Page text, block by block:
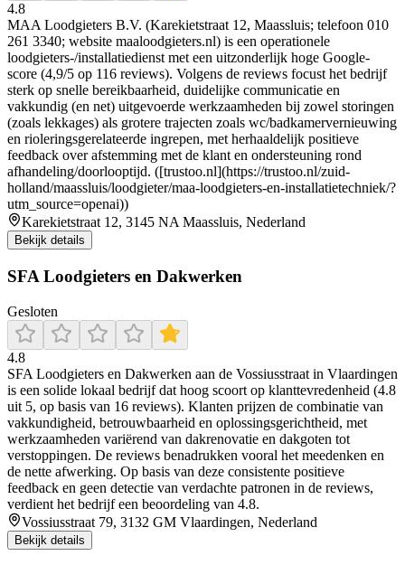
4.8
MAA Loodgieters B.V. (Karekietstraat 12, Maassluis; telefoon 010
261 3340; website maaloodgieters.nl) is een operationele
loodgieters-/installatiedienst met een uitzonderlijk hoge Google-
score (4,9/5 op 116 reviews). Volgens de reviews focust het bedrijf
sterk op snelle bereikbaarheid, duidelijke communicatie en
vakkundig (en net) uitgevoerde werkzaamheden bij zowel storingen
(zoals lekkages) als grotere trajecten zoals wc/badkamervernieuwing
en rioleringsgerelateerde ingrepen, met herhaaldelijk positieve
feedback over afstemming met de klant en ondersteuning rond
afhandeling/doorlooptijd. ([trustoo.nl](https://trustoo.nl/zuid-
holland/maassluis/loodgieter/maa-loodgieters-en-installatietechniek/?
utm_source=openai))
Karekietstraat 12, 3145 NA Maassluis, Nederland
Bekijk details
SFA Loodgieters en Dakwerken
Gesloten
4.8
SFA Loodgieters en Dakwerken aan de Vossiusstraat in Vlaardingen
is een solide lokaal bedrijf dat hoog scoort op klanttevredenheid (4.8
uit 5, op basis van 16 reviews). Klanten prijzen de combinatie van
vakkundigheid, betrouwbaarheid en oplossingsgerichtheid, met
werkzaamheden variërend van dakrenovatie en dakgoten tot
verstoppingen. De reviews benadrukken vooral het meedenken en
de nette afwerking. Op basis van deze consistente positieve
feedback en geen detectie van verdachte patronen in de reviews,
verdient het bedrijf een beoordeling van 4.8.
Vossiusstraat 79, 3132 GM Vlaardingen, Nederland
Bekijk details